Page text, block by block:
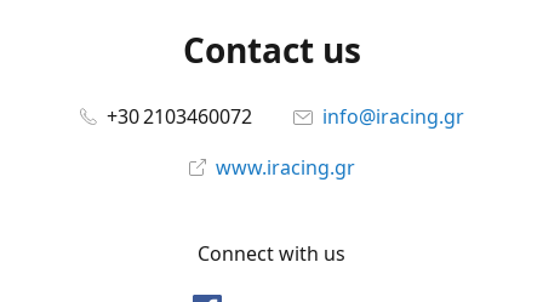
Contact us
+30 2103460072
info@iracing.gr
www.iracing.gr
Connect with us